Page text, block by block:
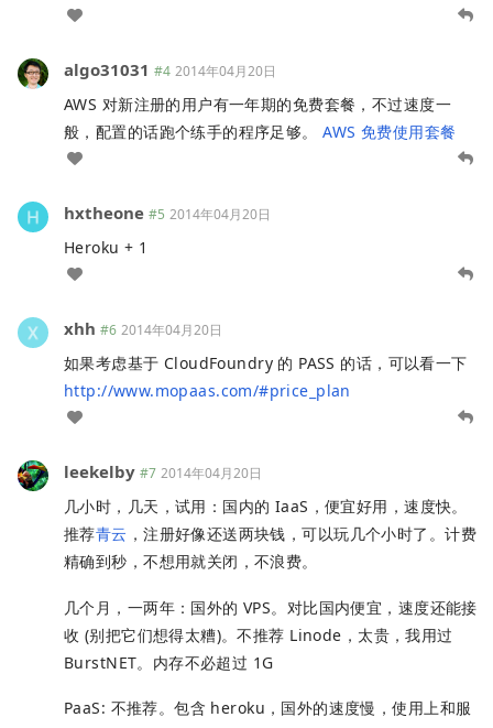
algo31031 #4 2014年04月20日
AWS 对新注册的用户有一年期的免费套餐，不过速度一
般，配置的话跑个练手的程序足够。AWS 免费使用套餐
hxtheone #5 2014年04月20日
Heroku + 1
xhh #6 2014年04月20日
如果考虑基于 CloudFoundry 的 PASS 的话，可以看一下
http://www.mopaas.com/#price_plan
leekelby #7 2014年04月20日
几小时，几天，试用：国内的 IaaS，便宜好用，速度快。
推荐青云 ，注册好像还送两块钱，可以玩几个小时了。计费
精确到秒，不想用就关闭，不浪费。
几个月，一两年：国外的 VPS。对比国内便宜，速度还能接
收 (别把它们想得太糟)。不推荐 Linode，太贵，我用过
BurstNET。内存不必超过 1G
PaaS: 不推荐。包含 heroku，国外的速度慢，使用上和服